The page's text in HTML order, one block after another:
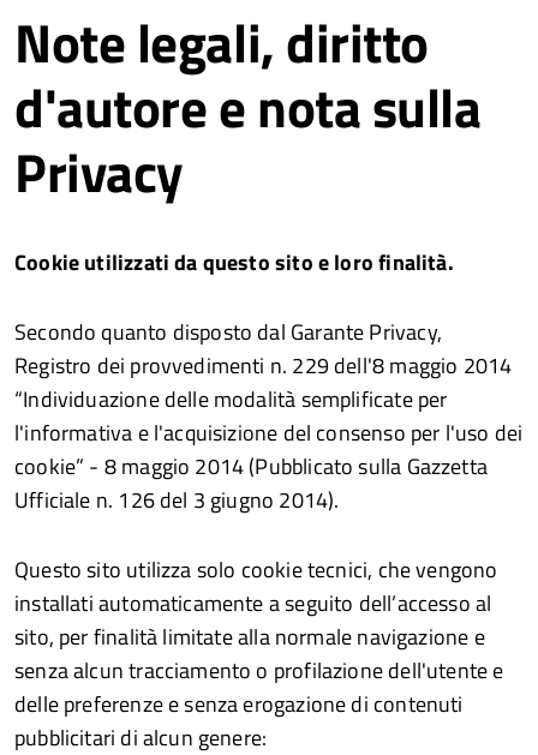
Note legali, diritto
d'autore e nota sulla
Privacy
Cookie utilizzati da questo sito e loro finalità.
Secondo quanto disposto dal Garante Privacy,
Registro dei provvedimenti n. 229 dell'8 maggio 2014
“Individuazione delle modalità semplificate per
l'informativa e l'acquisizione del consenso per l'uso dei
cookie” - 8 maggio 2014 (Pubblicato sulla Gazzetta
Ufficiale n. 126 del 3 giugno 2014).
Questo sito utilizza solo cookie tecnici, che vengono
installati automaticamente a seguito dell’accesso al
sito, per finalità limitate alla normale navigazione e
senza alcun tracciamento o profilazione dell'utente e
delle preferenze e senza erogazione di contenuti
pubblicitari di alcun genere: